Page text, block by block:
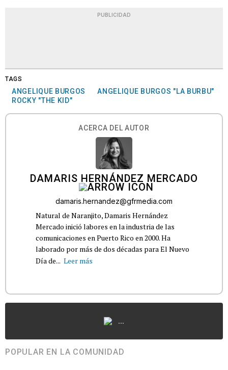
PUBLICIDAD
TAGS
ANGELIQUE BURGOS
ANGELIQUE BURGOS "LA BURBU"
ROCKY "THE KID"
ACERCA DEL AUTOR
DAMARIS HERNÁNDEZ MERCADO
damaris.hernandez@gfrmedia.com
Natural de Naranjito, Damaris Hernández
Mercado inició labores en la industria de las
comunicaciones en Puerto Rico en 2000. Ha
laborado por más de dos décadas para El Nuevo
Día de... Leer más
...
POPULAR EN LA COMUNIDAD